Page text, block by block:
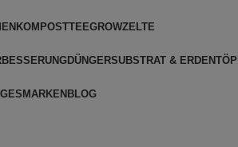
KOMPOSTTEEGROWZELTE
DÜNGERSUBSTRAT & ERDEN
MARKENBLOG